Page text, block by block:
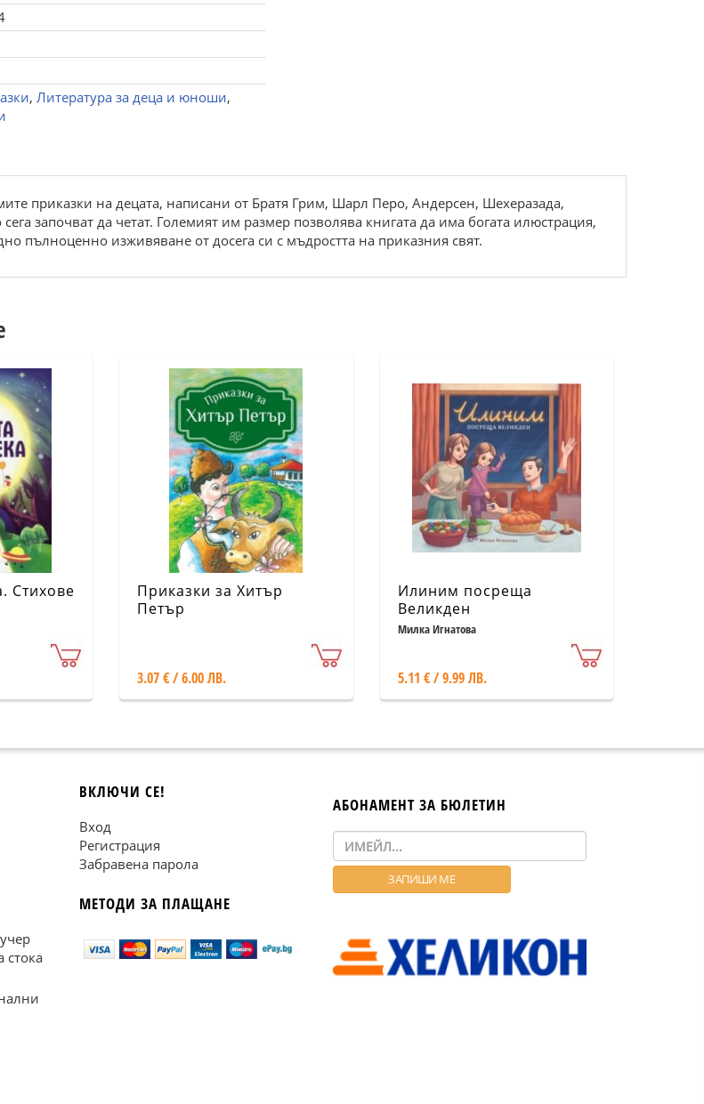
, Литература за деца и юноши,
приказки на децата, написани от Братя Грим, Шарл Перо, Андерсен, Шехеразада,
започват да четат. Големият им размер позволява книгата да има богата илюстрация,
пълноценно изживяване от досега си с мъдростта на приказния свят.
Стихове
Приказки за Хитър
Петър
3.07 € / 6.00 ЛВ.
Илиним посреща
Великден
Милка Игнатова
5.11 € / 9.99 ЛВ.
стока
ВКЛЮЧИ СЕ!
Вход
Регистрация
Забравена парола
МЕТОДИ ЗА ПЛАЩАНЕ
АБОНАМЕНТ ЗА БЮЛЕТИН